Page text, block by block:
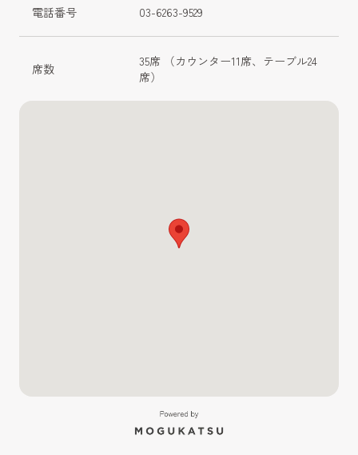
電話番号 03-6263-9529
席数
35席 （カウンター11席、テーブル24
席）